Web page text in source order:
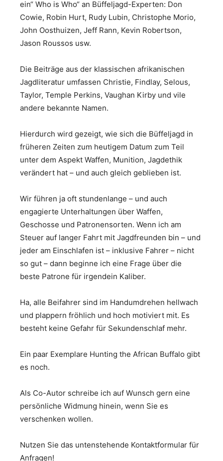
ein“ Who is Who“ an Büffeljagd-Experten: Don
Cowie, Robin Hurt, Rudy Lubin, Christophe Morio,
John Oosthuizen, Jeff Rann, Kevin Robertson,
Jason Roussos usw.
Die Beiträge aus der klassischen afrikanischen
Jagdliteratur umfassen Christie, Findlay, Selous,
Taylor, Temple Perkins, Vaughan Kirby und vile
andere bekannte Namen.
Hierdurch wird gezeigt, wie sich die Büffeljagd in
früheren Zeiten zum heutigem Datum zum Teil
unter dem Aspekt Waffen, Munition, Jagdethik
verändert hat – und auch gleich geblieben ist.
Wir führen ja oft stundenlange – und auch
engagierte Unterhaltungen über Waffen,
Geschosse und Patronensorten. Wenn ich am
Steuer auf langer Fahrt mit Jagdfreunden bin – und
jeder am Einschlafen ist – inklusive Fahrer – nicht
so gut – dann beginne ich eine Frage über die
beste Patrone für irgendein Kaliber.
Ha, alle Beifahrer sind im Handumdrehen hellwach
und plappern fröhlich und hoch motiviert mit. Es
besteht keine Gefahr für Sekundenschlaf mehr.
Ein paar Exemplare Hunting the African Buffalo gibt
es noch.
Als Co-Autor schreibe ich auf Wunsch gern eine
persönliche Widmung hinein, wenn Sie es
verschenken wollen.
Nutzen Sie das untenstehende Kontaktformular für
Anfragen!